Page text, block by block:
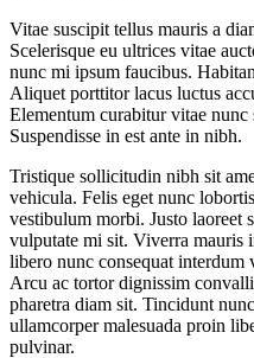
Vitae suscipit tellus mauris a
Scelerisque eu ultrices vitae
nunc mi ipsum faucibus.
Aliquet porttitor lacus luctus
Elementum curabitur vitae nunc
Suspendisse in est ante in nibh.
Tristique sollicitudin nibh sit
vehicula. Felis eget nunc
vestibulum morbi. Justo laoreet
vulputate mi sit. Viverra mauris
libero nunc consequat interdum
Arcu ac tortor dignissim
pharetra diam sit. Tincidunt
ullamcorper malesuada proin
pulvinar.